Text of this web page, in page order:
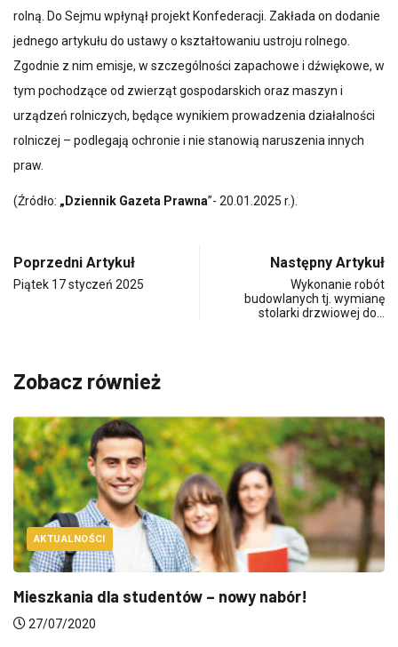
rolną. Do Sejmu wpłynął projekt Konfederacji. Zakłada on dodanie
jednego artykułu do ustawy o kształtowaniu ustroju rolnego.
Zgodnie z nim emisje, w szczególności zapachowe i dźwiękowe, w
tym pochodzące od zwierząt gospodarskich oraz maszyn i
urządzeń rolniczych, będące wynikiem prowadzenia działalności
rolniczej – podlegają ochronie i nie stanowią naruszenia innych
praw.
(Źródło: „Dziennik Gazeta Prawna”- 20.01.2025 r.).
Poprzedni Artykuł
Piątek 17 styczeń 2025
Następny Artykuł
Wykonanie robót
budowlanych tj. wymianę
stolarki drzwiowej do…
Zobacz również
AKTUALNOŚCI
Mieszkania dla studentów – nowy nabór!
27/07/2020